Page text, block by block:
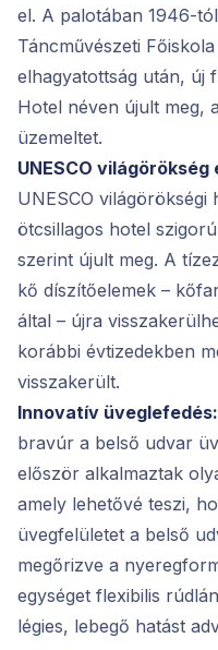
el. A palotában 1946-
Táncművészeti
elhagyatottság után, új
Hotel néven újult meg,
üzemeltet.
UNESCO
UNESCO világörökségi
ötcsillagos hotel
szerint újult meg. A
kő díszítőelemek –
által – újra
korábbi évtizedekben
visszakerült.
Innovatív üveglefedés:
bravúr a belső udvar
először alkalmaztak
amely lehetővé teszi,
üvegfelületet a belső
megőrizve a
egységet flexibilis
légies, lebegő hatást